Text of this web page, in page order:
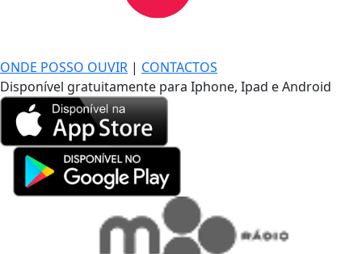
ONDE POSSO OUVIR | CONTACTOS
Disponível gratuitamente para Iphone, Ipad e Android